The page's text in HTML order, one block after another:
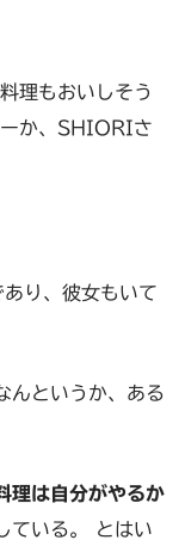
理もおいしそう
ーか、SHIORIさ
り、彼女もいて
んというか、ある
理は自分がやるか
ている。 とはい